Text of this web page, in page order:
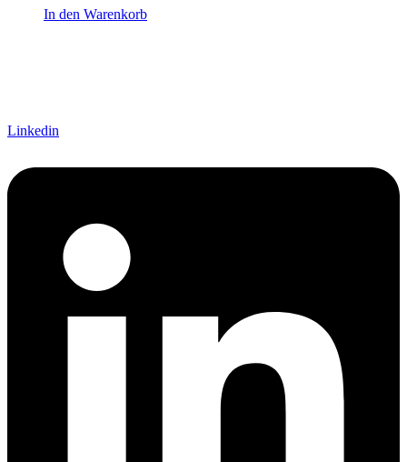
In den Warenkorb
Linkedin